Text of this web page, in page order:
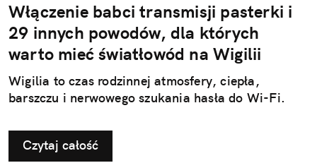
Włączenie babci transmisji pasterki i
29 innych powodów, dla których
warto mieć światłowód na Wigilii
Wigilia to czas rodzinnej atmosfery, ciepła,
barszczu i nerwowego szukania hasła do Wi-Fi.
Czytaj całość